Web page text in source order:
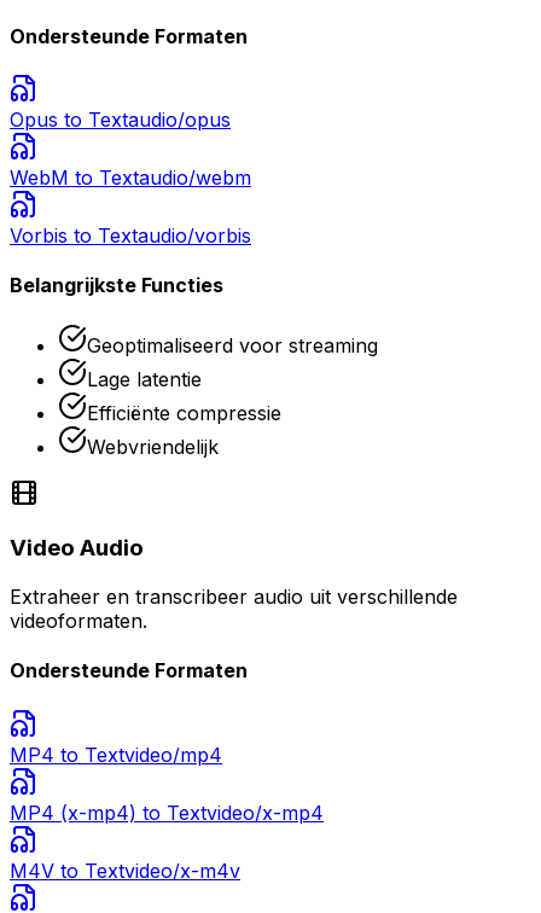
Ondersteunde Formaten
Opus to Textaudio/opus
WebM to Textaudio/webm
Vorbis to Textaudio/vorbis
Belangrijkste Functies
Geoptimaliseerd voor streaming
Lage latentie
Efficiënte compressie
Webvriendelijk
Video Audio
Extraheer en transcribeer audio uit verschillende
videoformaten.
Ondersteunde Formaten
MP4 to Textvideo/mp4
MP4 (x-mp4) to Textvideo/x-mp4
M4V to Textvideo/x-m4v